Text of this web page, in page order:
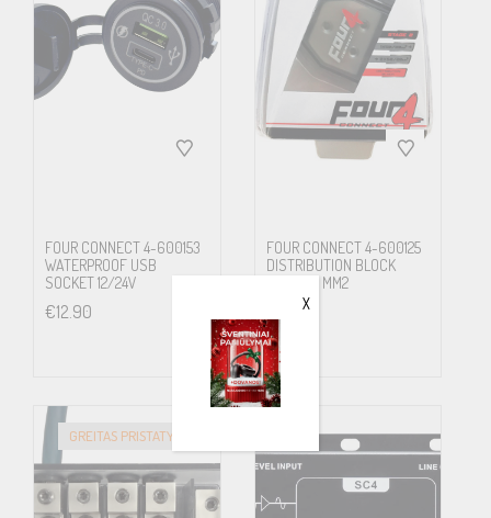
FOUR CONNECT 4-600153
WATERPROOF USB
SOCKET 12/24V
€12.90
FOUR CONNECT 4-600125
DISTRIBUTION BLOCK
3×20/50 MM2
19.90
GREITAS PRISTATYMAS
X